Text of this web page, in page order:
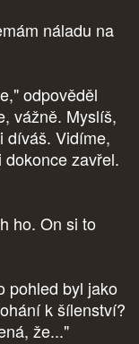
náladu na
odpověděl
vážně. Myslíš,
díváš. Vidíme,
zavřel.
ho. On si to
pohled byl jako
k šílenství?
že..."